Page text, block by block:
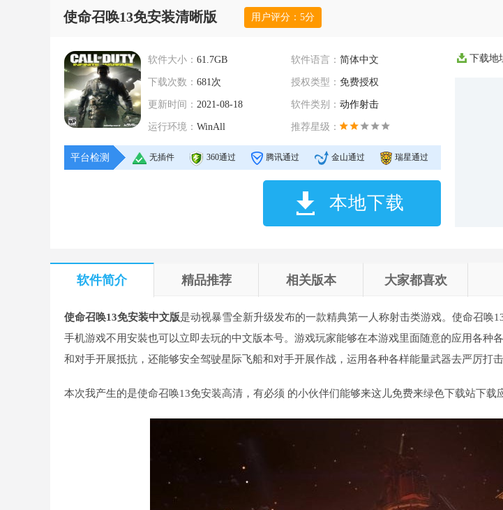
使命召唤13免安装清晰版 用户评分： 5分
软件大小： 61.7GB 软件语言： 简体中文
下载次数： 681次 授权类型： 免费授权
更新时间： 2021-08-18 软件类别： 动作射击
运行环境： WinAll 推荐星级：
平台检测 无插件 360通过 腾讯通过 金山通过 瑞星通过
本地下载
下载地
软件简介 精品推荐 相关版本 大家都喜欢
使命召唤13免安装中文版是动视暴雪全新升级发布的一款精典第一人称射击类游戏。使命召唤
手机游戏不用安裝也可以立即去玩的中文版本号。游戏玩家能够在本游戏里面随意的应用各种
和对手开展抵抗，还能够安全驾驶星际飞船和对手开展作战，运用各种各样能量武器去严厉打击
本次我产生的是使命召唤13免安装高清，有必须 的小伙伴们能够来这儿免费来绿色下载站下载